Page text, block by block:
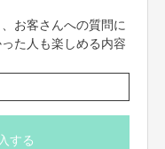
お客さんへの質問に
た人も楽しめる内容
までお買い求め頂け
ので予めご了承くだ
する